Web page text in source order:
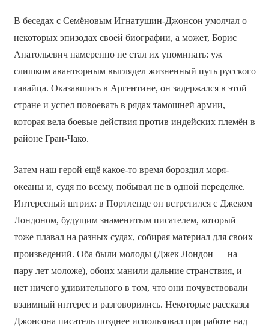
В беседах с Семёновым Игнатушин-Джонсон умолчал о
некоторых эпизодах своей биографии, а может, Борис
Анатольевич намеренно не стал их упоминать: уж
слишком авантюрным выглядел жизненный путь русского
гавайца. Оказавшись в Аргентине, он задержался в этой
стране и успел повоевать в рядах тамошней армии,
которая вела боевые действия против индейских племён в
районе Гран-Чако.
Затем наш герой ещё какое-то время бороздил моря-
океаны и, судя по всему, побывал не в одной переделке.
Интересный штрих: в Портленде он встретился с Джеком
Лондоном, будущим знаменитым писателем, который
тоже плавал на разных судах, собирая материал для своих
произведений. Оба были молоды (Джек Лондон — на
пару лет моложе), обоих манили дальние странствия, и
нет ничего удивительного в том, что они почувствовали
взаимный интерес и разговорились. Некоторые рассказы
Джонсона писатель позднее использовал при работе над